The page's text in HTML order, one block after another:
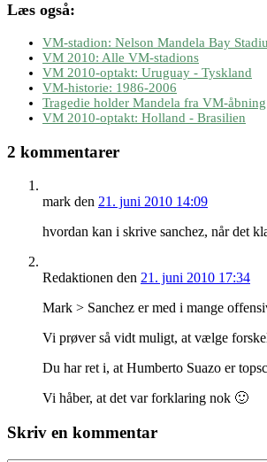
Læs også:
VM-stadion: Nelson Mandela Bay
VM 2010: Alle VM-stadions
VM 2010-optakt: Uruguay - Tyskland
VM-historie: 1986-2006
Tragedie holder Mandela fra VM-åbning
VM 2010-optakt: Holland - Brasilien
2 kommentarer
mark den 21. juni 2010 14:09
hvordan kan i skrive sanchez, når det
Redaktionen den 21. juni 2010 17:34
Mark > Sanchez er med i mange
Vi prøver så vidt muligt, at vælge
Du har ret i, at Humberto Suazo er
Vi håber, at det var forklaring nok 🙂
Skriv en kommentar